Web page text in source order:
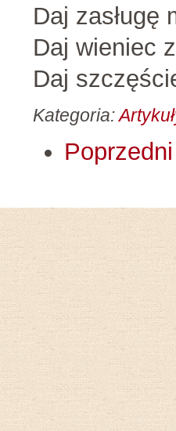
Daj zasługę
Daj wieniec
Daj
Kategoria: